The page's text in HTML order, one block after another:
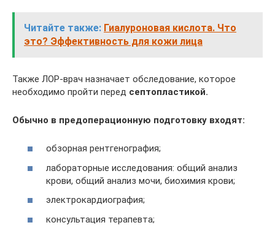
Читайте также: Гиалуроновая кислота. Что
это? Эффективность для кожи лица
Также ЛОР-врач назначает обследование, которое
необходимо пройти перед септопластикой.
Обычно в предоперационную подготовку входят:
обзорная рентгенография;
лабораторные исследования: общий анализ
крови, общий анализ мочи, биохимия крови;
электрокардиография;
консультация терапевта;